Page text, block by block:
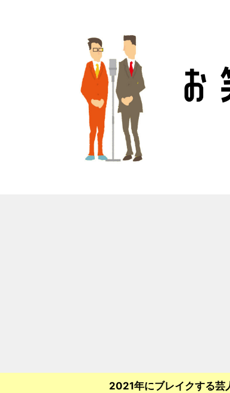
2021年にブレイクする芸